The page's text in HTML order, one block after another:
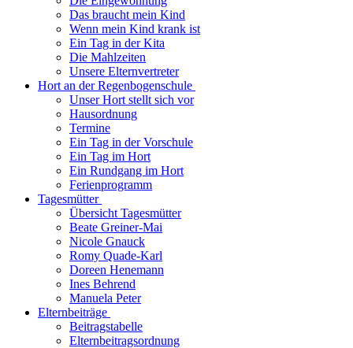
Das braucht mein Kind
Wenn mein Kind krank ist
Ein Tag in der Kita
Die Mahlzeiten
Unsere Elternvertreter
Hort an der Regenbogenschule
Unser Hort stellt sich vor
Hausordnung
Termine
Ein Tag in der Vorschule
Ein Tag im Hort
Ein Rundgang im Hort
Ferienprogramm
Tagesmütter
Übersicht Tagesmütter
Beate Greiner-Mai
Nicole Gnauck
Romy Quade-Karl
Doreen Henemann
Ines Behrend
Manuela Peter
Elternbeiträge
Beitragstabelle
Elternbeitragsordnung